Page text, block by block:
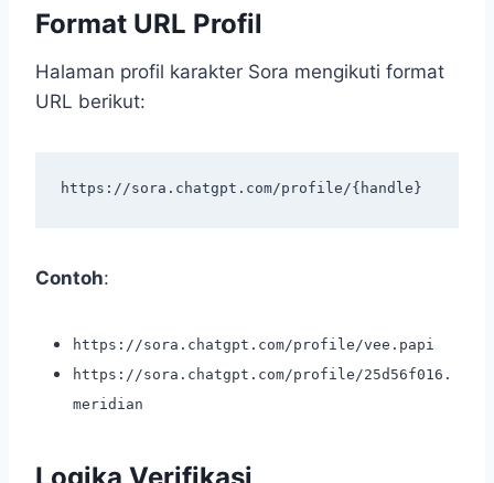
Format URL Profil
Halaman profil karakter Sora mengikuti format
URL berikut:
Contoh:
https://sora.chatgpt.com/profile/vee.papi
https://sora.chatgpt.com/profile/25d56f016.
meridian